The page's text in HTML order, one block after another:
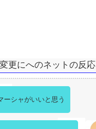
更にへのネットの反応
ーシャがいいと思う